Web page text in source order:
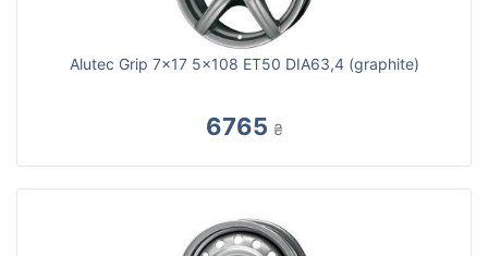
Alutec Grip 7x17 5x108 ET50 DIA63,4 (graphite)
6765 ₴